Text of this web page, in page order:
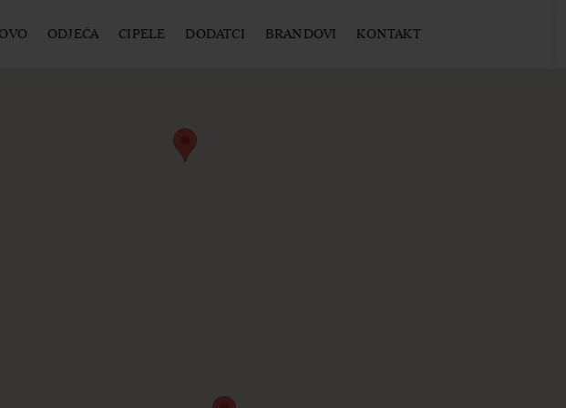
ODJEĆA CIPELE DODATCI BRANDOVI KONTAKT